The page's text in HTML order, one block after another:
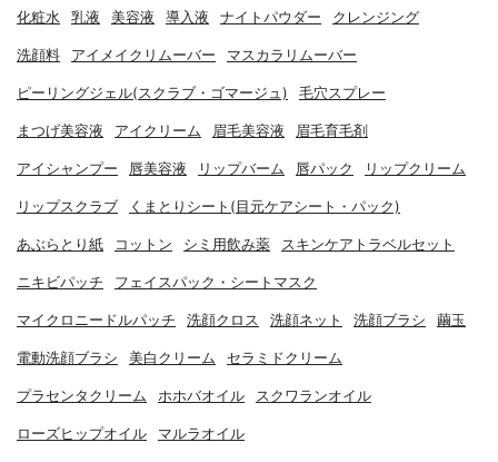
化粧水 乳液 美容液 導入液 ナイトパウダー クレンジング
洗顔料 アイメイクリムーバー マスカラリムーバー
ピーリングジェル(スクラブ・ゴマージュ) 毛穴スプレー
まつげ美容液 アイクリーム 眉毛美容液 眉毛育毛剤
アイシャンプー 唇美容液 リップバーム 唇パック リップクリーム
リップスクラブ くまとりシート(目元ケアシート・パック)
あぶらとり紙 コットン シミ用飲み薬 スキンケアトラベルセット
ニキビパッチ フェイスパック・シートマスク
マイクロニードルパッチ 洗顔クロス 洗顔ネット 洗顔ブラシ 繭玉
電動洗顔ブラシ 美白クリーム セラミドクリーム
プラセンタクリーム ホホバオイル スクワランオイル
ローズヒップオイル マルラオイル